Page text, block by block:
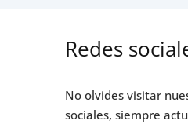
Redes
No olvides visitar
sociales, siempre